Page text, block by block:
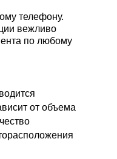
телефону.
вежливо
по любому
от объема